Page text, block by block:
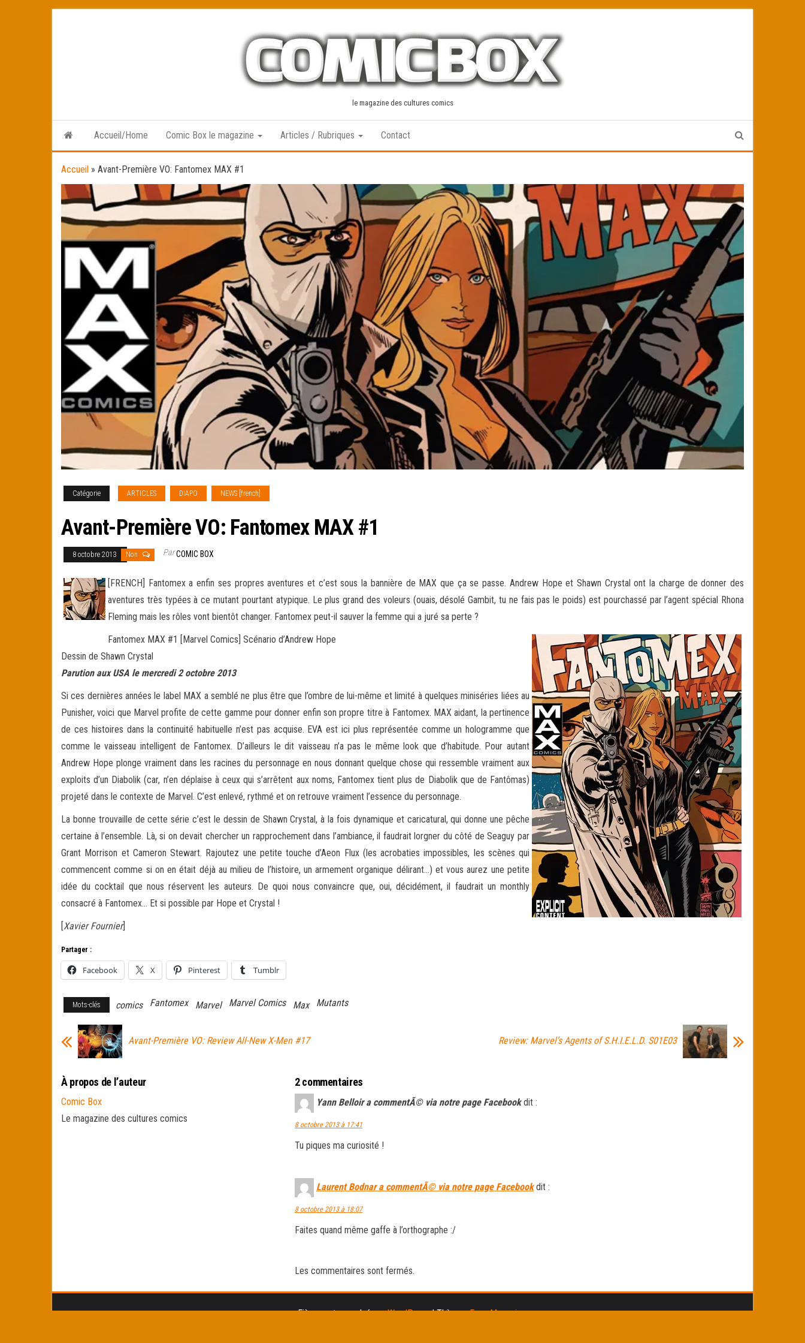
le magazine des cultures comics
Accueil/Home Comic Box le magazine Articles / Rubriques Contact
Accueil » Avant-Première VO: Fantomex MAX #1
Catégorie ARTICLES DIAPO NEWS [french]
Avant-Première VO: Fantomex MAX #1
8 octobre 2013 Non ParCOMIC BOX
[FRENCH] Fantomex a enfin ses propres aventures et c’est sous la bannière de MAX que ça se passe. Andrew Hope et Shawn Crystal ont la charge de donner des
aventures très typées à ce mutant pourtant atypique. Le plus grand des voleurs (ouais, désolé Gambit, tu ne fais pas le poids) est pourchassé par l’agent spécial Rhona
Fleming mais les rôles vont bientôt changer. Fantomex peut-il sauver la femme qui a juré sa perte ?
Fantomex MAX #1 [Marvel Comics] Scénario d’Andrew Hope
Dessin de Shawn Crystal
Parution aux USA le mercredi 2 octobre 2013
Si ces dernières années le label MAX a semblé ne plus être que l’ombre de lui-même et limité à quelques miniséries liées au
Punisher, voici que Marvel profite de cette gamme pour donner enfin son propre titre à Fantomex. MAX aidant, la pertinence
de ces histoires dans la continuité habituelle n’est pas acquise. EVA est ici plus représentée comme un hologramme que
comme le vaisseau intelligent de Fantomex. D’ailleurs le dit vaisseau n’a pas le même look que d’habitude. Pour autant
Andrew Hope plonge vraiment dans les racines du personnage en nous donnant quelque chose qui ressemble vraiment aux
exploits d’un Diabolik (car, n’en déplaise à ceux qui s’arrêtent aux noms, Fantomex tient plus de Diabolik que de Fantômas)
projeté dans le contexte de Marvel. C’est enlevé, rythmé et on retrouve vraiment l’essence du personnage.
La bonne trouvaille de cette série c’est le dessin de Shawn Crystal, à la fois dynamique et caricatural, qui donne une pêche
certaine à l’ensemble. Là, si on devait chercher un rapprochement dans l’ambiance, il faudrait lorgner du côté de Seaguy par
Grant Morrison et Cameron Stewart. Rajoutez une petite touche d’Aeon Flux (les acrobaties impossibles, les scènes qui
commencent comme si on en était déjà au milieu de l’histoire, un armement organique délirant…) et vous aurez une petite
idée du cocktail que nous réservent les auteurs. De quoi nous convaincre que, oui, décidément, il faudrait un monthly
consacré à Fantomex… Et si possible par Hope et Crystal !
[Xavier Fournier]
Partager :
Facebook X Pinterest Tumblr
Mots-clés comics Fantomex Marvel Marvel Comics Max Mutants
Avant-Première VO: Review All-New X-Men #17 Review: Marvel’s Agents of S.H.I.E.L.D. S01E03
À propos de l’auteur
Comic Box
Le magazine des cultures comics
2 commentaires
Yann Belloir a commentÃ© via notre page Facebook dit :
8 octobre 2013 à 17:41
Tu piques ma curiosité !
Laurent Bodnar a commentÃ© via notre page Facebook dit :
8 octobre 2013 à 18:07
Faites quand même gaffe à l’orthographe :/
Les commentaires sont fermés.
Fièrement propulsé parWordPress |Thème :Envo Magazine